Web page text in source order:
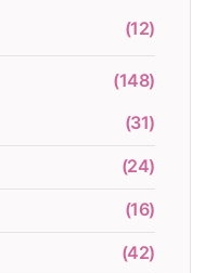
(12)
(148)
(31)
(24)
(16)
(42)